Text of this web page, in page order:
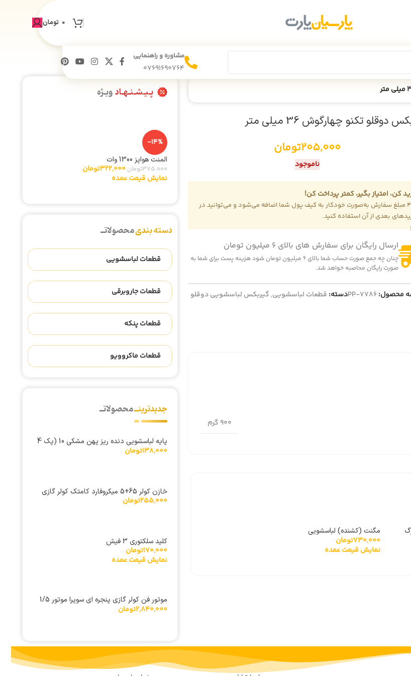
انبارگردانی، فروش سایت تا 18 مرداد × 0 تومان
مشاوره و راهنمایی
07691690764
دوقلو تکنو چهارگوش 36 میلی متر
205,000تومان
ناموجود
کن، امتیاز بگیر، کمتر پرداخت کن!
4٪ مبلغ سفارش به‌صورت خودکار به کیف پول شما اضافه می‌شود و می‌توانید در
بعدی از آن استفاده کنید.
ارسال رایگان برای سفارش های بالای 6 میلیون تومان
چنان چه جمع صورت حساب شما بالای 6 میلیون تومان شود هزینه پست برای شما به
صورت رایگان محاصبه خواهد شد.
محصول: PP-7786دسته: قطعات لباسشویی, گیربکس لباسشویی دوقلو
900 گرم
مگنت (کشنده) لباسشویی
پاناسونیک HM-25V
730,000تومان
نمایش قیمت عمده
پـیـشـنـهـادویـژه
-14%
المنت هواپز 1300 وات
375,000تومان 322,000تومان
نمایش قیمت عمده
دسته بندیمحصولاتــ
قطعات لباسشویی
قطعات جاروبرقی
قطعات پنکه
قطعات ماکروویو
جدیدترینــمحصولاتــ
پایه لباسشویی دنده ریز پهن مشکی 10 (پک 4
عددی)
138,000تومان
خازن کولر 65+5 میکروفارد کامتک کولر گازی
255,000تومان
کلید سلکتوری 3 فیش
170,000تومان
نمایش قیمت عمده
موتور فن کولر گازی پنجره ای سوپرا موتور 1/5
سیم پیچ مسی مدل YSK140/30-4-150-1
2,840,000تومان